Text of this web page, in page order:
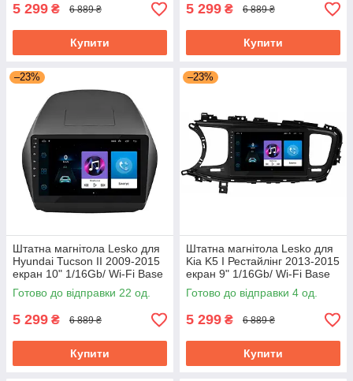
5 299 ₴ 6 889 ₴
Купити
5 299 ₴ 6 889 ₴
Купити
–23%
Штатна магнітола Lesko для
Hyundai Tucson II 2009-2015
екран 10" 1/16Gb/ Wi-Fi Base
Хюндай Туксон
Готово до відправки 22 од.
5 299 ₴ 6 889 ₴
Купити
–23%
Штатна магнітола Lesko для
Kia K5 I Рестайлінг 2013-2015
екран 9" 1/16Gb/ Wi-Fi Base
GPS Android кіа
Готово до відправки 4 од.
5 299 ₴ 6 889 ₴
Купити